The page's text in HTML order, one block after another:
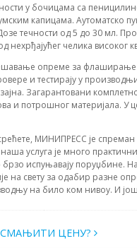
у бочицама са
капицама. Аутоматско
течности од 5 до 30 мл.
челика високог
опреме за
и тестирају у
Загарантовани
и потрошног материјала. У
МИНИПРЕСС је
услуга је много
испуњавају поруџбине.
на свету за одабир разне
на било ком нивоу. И
ЦЕНУ?